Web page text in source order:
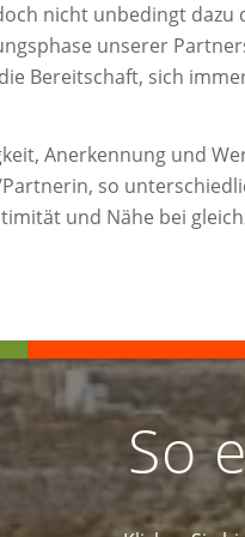
nicht unbedingt dazu
unserer
Bereitschaft, sich
Anerkennung und
so
und Nähe bei
So